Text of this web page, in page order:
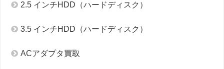
2.5 インチHDD（ハードディスク）
3.5 インチHDD（ハードディスク）
ACアダプタ買取